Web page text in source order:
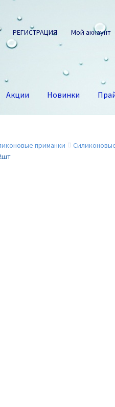
РЕГИСТРАЦИЯ Мой аккаунт
Акции Новинки
приманки